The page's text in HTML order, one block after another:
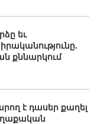
եւ
քննարկում
է դասեր քաղել